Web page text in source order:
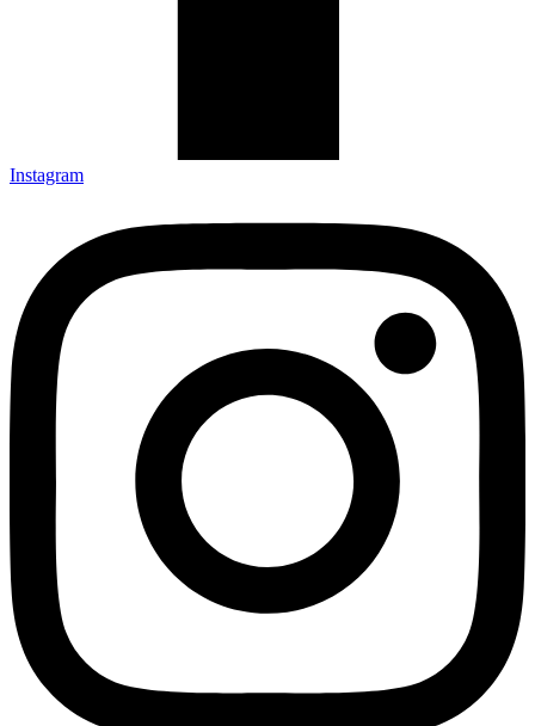
Instagram